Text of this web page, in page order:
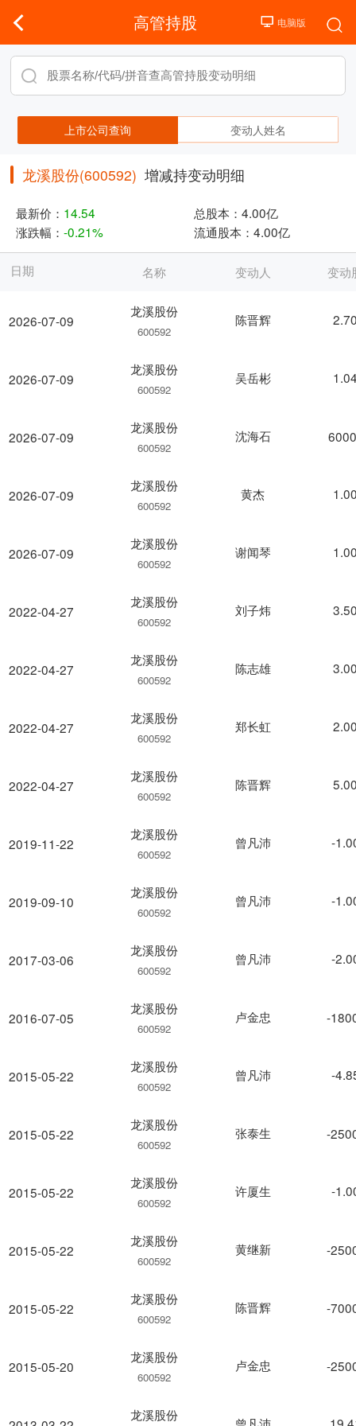
高管持股
上市公司查询 变动人姓名
龙溪股份(600592) 增减持变动明细
最新价： 14.54 总股本： 4.00亿
涨跌幅： -0.21% 流通股本： 4.00亿
日期
2026-07-09
2026-07-09
2026-07-09
2026-07-09
2026-07-09
2022-04-27
2022-04-27
2022-04-27
2022-04-27
2019-11-22
2019-09-10
2017-03-06
2016-07-05
2015-05-22
2015-05-22
2015-05-22
2015-05-22
2015-05-22
2015-05-20
名称 变动人 变动
龙溪股份
600592
陈晋辉
龙溪股份
600592
吴岳彬
龙溪股份
600592
沈海石
龙溪股份
600592
黄杰
龙溪股份
600592
谢闻琴
龙溪股份
600592
刘子炜
龙溪股份
600592
陈志雄
龙溪股份
600592
郑长虹
龙溪股份
600592
陈晋辉
龙溪股份
600592
曾凡沛 -
龙溪股份
600592
曾凡沛 -
龙溪股份
600592
曾凡沛 -
龙溪股份
600592
卢金忠 -
龙溪股份
600592
曾凡沛 -
龙溪股份
600592
张泰生 -
龙溪股份
600592
许厦生 -
龙溪股份
600592
黄继新 -
龙溪股份
600592
陈晋辉 -
龙溪股份
600592
卢金忠 -
龙溪股份